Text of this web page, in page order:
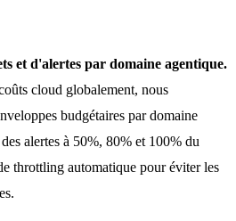
et d'alertes par domaine agentique.
cloud globalement, nous
budgétaires par domaine
alertes à 50%, 80% et 100% du
throttling automatique pour éviter les